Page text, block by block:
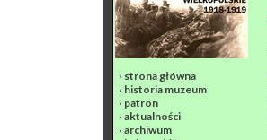
› strona główna
› historia muzeum
› patron
› aktualności
› archiwum